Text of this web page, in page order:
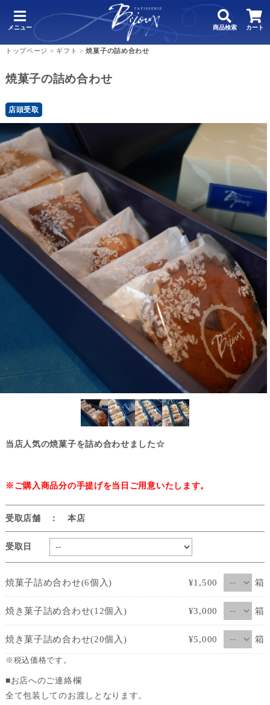
メニュー 商品検索 カート
トップページ > ギフト >焼菓子の詰め合わせ
焼菓子の詰め合わせ
店頭受取
当店人気の焼菓子を詰め合わせました☆
※ご購入商品分の手提げを当日ご用意いたします。
受取店舗 ： 本店
受取日
焼菓子詰め合わせ(6個入) ¥1,500 箱
焼き菓子詰め合わせ(12個入) ¥3,000 箱
焼き菓子詰め合わせ(20個入) ¥5,000 箱
※税込価格です。
■お店へのご連絡欄
全て包装してのお渡しとなります。